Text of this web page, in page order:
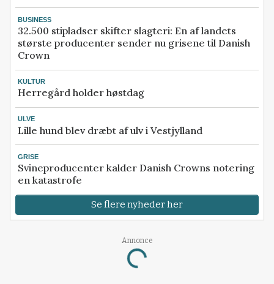
BUSINESS
32.500 stipladser skifter slagteri: En af landets
største producenter sender nu grisene til Danish
Crown
KULTUR
Herregård holder høstdag
ULVE
Lille hund blev dræbt af ulv i Vestjylland
GRISE
Svineproducenter kalder Danish Crowns notering
en katastrofe
Se flere nyheder her
Annonce
Loading...